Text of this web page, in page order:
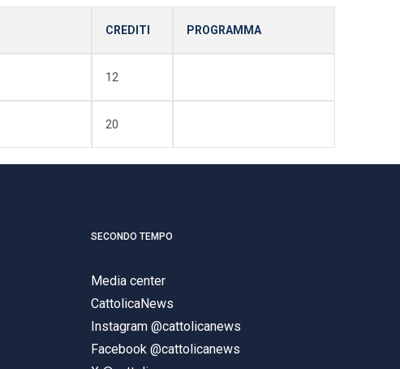
CREDITI PROGRAMMA
12
20
SECONDO TEMPO
Media center
CattolicaNews
Instagram @cattolicanews
Facebook @cattolicanews